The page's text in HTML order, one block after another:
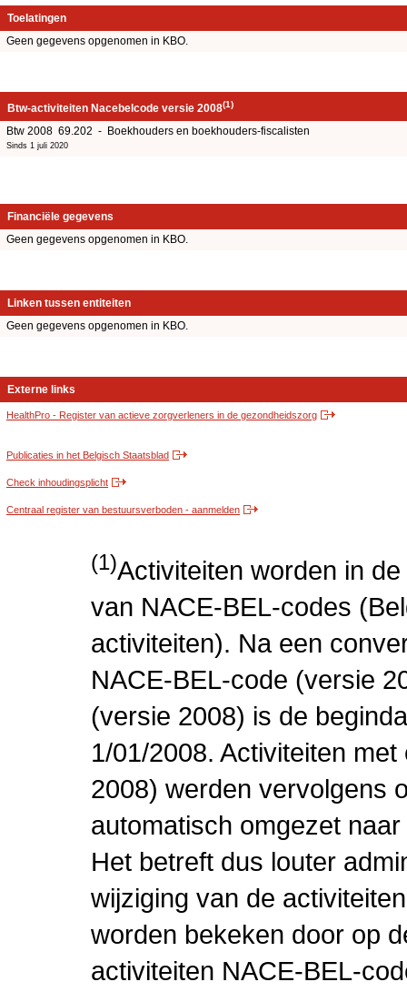
Toelatingen
Geen gegevens opgenomen in KBO.
Btw-activiteiten Nacebelcode versie 2008(1)
Btw 2008 69.202 - Boekhouders en boekhouders-fiscalisten
Sinds 1 juli 2020
Financiële gegevens
Geen gegevens opgenomen in KBO.
Linken tussen entiteiten
Geen gegevens opgenomen in KBO.
Externe links
HealthPro - Register van actieve zorgverleners in de gezondheidszorg
Publicaties in het Belgisch Staatsblad
Check inhoudingsplicht
Centraal register van bestuursverboden - aanmelden
(1)Activiteiten worden in
van NACE-BEL-codes
activiteiten). Na een
NACE-BEL-code (versie
(versie 2008) is de
1/01/2008. Activiteiten
2008) werden vervolgens
automatisch omgezet
Het betreft dus louter
wijziging van de
worden bekeken door op
activiteiten NACE-BEL-